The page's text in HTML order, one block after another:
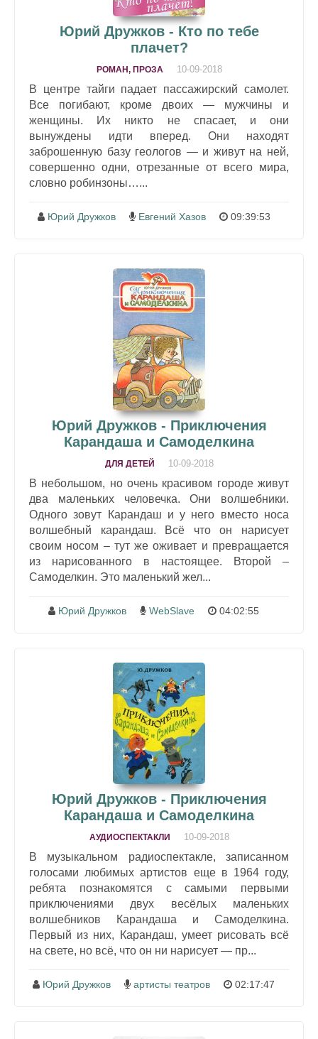
Юрий Дружков - Кто по тебе
плачет?
РОМАН, ПРОЗА 10-09-2018
В центре тайги падает пассажирский самолет.
Все погибают, кроме двоих — мужчины и
женщины. Их никто не спасает, и они
вынуждены идти вперед. Они находят
заброшенную базу геологов — и живут на ней,
совершенно одни, отрезанные от всего мира,
словно робинзоны…...
Юрий Дружков Евгений Хазов 09:39:53
Юрий Дружков - Приключения
Карандаша и Самоделкина
ДЛЯ ДЕТЕЙ 10-09-2018
В небольшом, но очень красивом городе живут
два маленьких человечка. Они волшебники.
Одного зовут Карандаш и у него вместо носа
волшебный карандаш. Всё что он нарисует
своим носом – тут же оживает и превращается
из нарисованного в настоящее. Второй –
Самоделкин. Это маленький жел...
Юрий Дружков WebSlave 04:02:55
Юрий Дружков - Приключения
Карандаша и Самоделкина
АУДИОСПЕКТАКЛИ 10-09-2018
В музыкальном радиоспектакле, записанном
голосами любимых артистов еще в 1964 году,
ребята познакомятся с самыми первыми
приключениями двух весёлых маленьких
волшебников Карандаша и Самоделкина.
Первый из них, Карандаш, умеет рисовать всё
на свете, но всё, что он ни нарисует — пр...
Юрий Дружков артисты театров 02:17:47